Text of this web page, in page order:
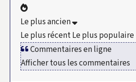
Le plus ancien
Le plus récentLe plus populaire
Commentaires en ligne
Afficher tous les commentaires